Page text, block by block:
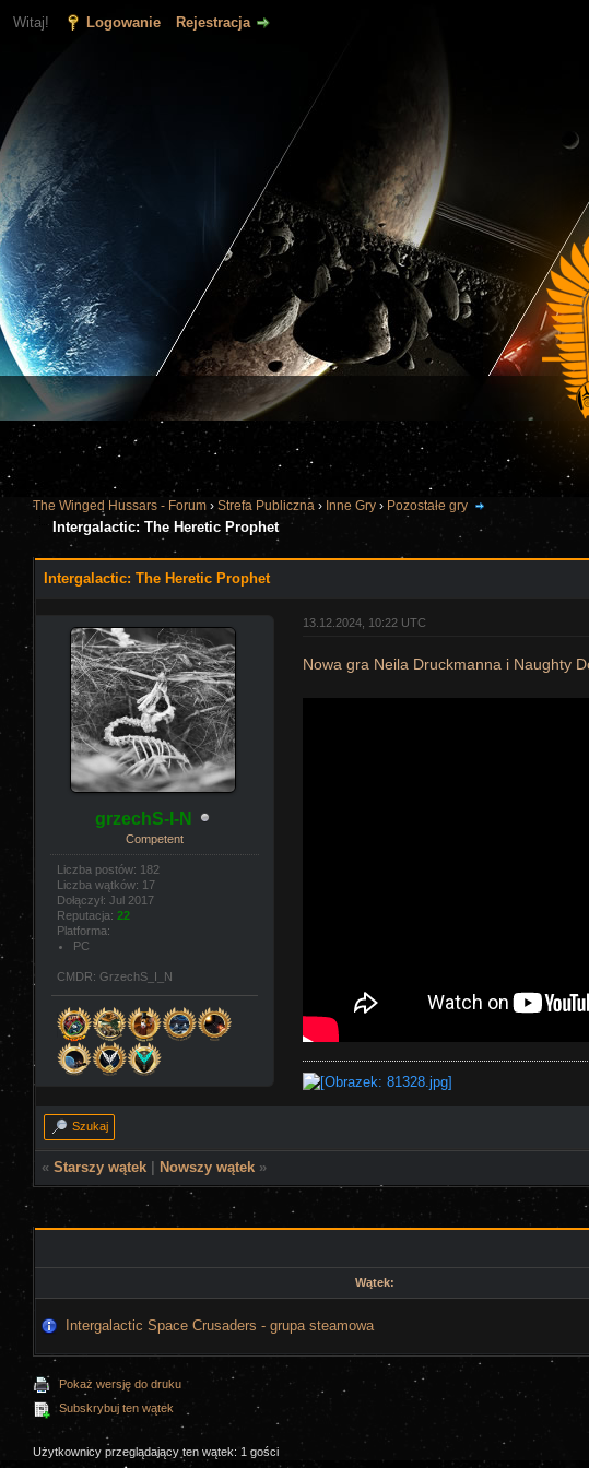
Witaj! Logowanie Rejestracja
The Winged Hussars - Forum › Strefa Publiczna › Inne Gry › Pozostałe gry
Intergalactic: The Heretic Prophet
Intergalactic: The Heretic Prophet
grzechS-I-N
Competent
Liczba postów: 182
Liczba wątków: 17
Dołączył: Jul 2017
Reputacja: 22
Platforma:
PC
CMDR: GrzechS_I_N
13.12.2024, 10:22 UTC
Nowa gra Neila Druckmanna i Naughty
Szukaj
« Starszy wątek Nowszy wątek »
Wątek:
Intergalactic Space Crusaders - grupa steamowa
Pokaż wersję do druku
Subskrybuj ten wątek
Użytkownicy przeglądający ten wątek: 1 gości